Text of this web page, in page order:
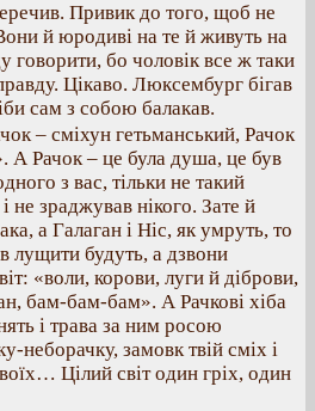
Привик до того, щоб не
й юродиві на те й живуть на
говорити, бо чоловік все ж таки
Цікаво. Люксембург бігав
сам з собою балакав.
– сміхун гетьманський, Рачок
А Рачок – це була душа, це був
з вас, тільки не такий
не зраджував нікого. Зате й
а Галаган і Ніс, як умруть, то
лущити будуть, а дзвони
«воли, корови, луги й діброви,
бам-бам-бам». А Рачкові хіба
і трава за ним росою
неборачку, замовк твій сміх і
Цілий світ один гріх, один